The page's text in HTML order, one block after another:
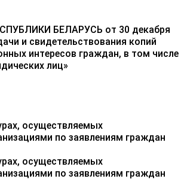
БЕЛАРУСЬ от 30 декабря
и свидетельствования копий
интересов граждан, в том числе
лиц»
осуществляемых
по заявлениям граждан
осуществляемых
по заявлениям граждан